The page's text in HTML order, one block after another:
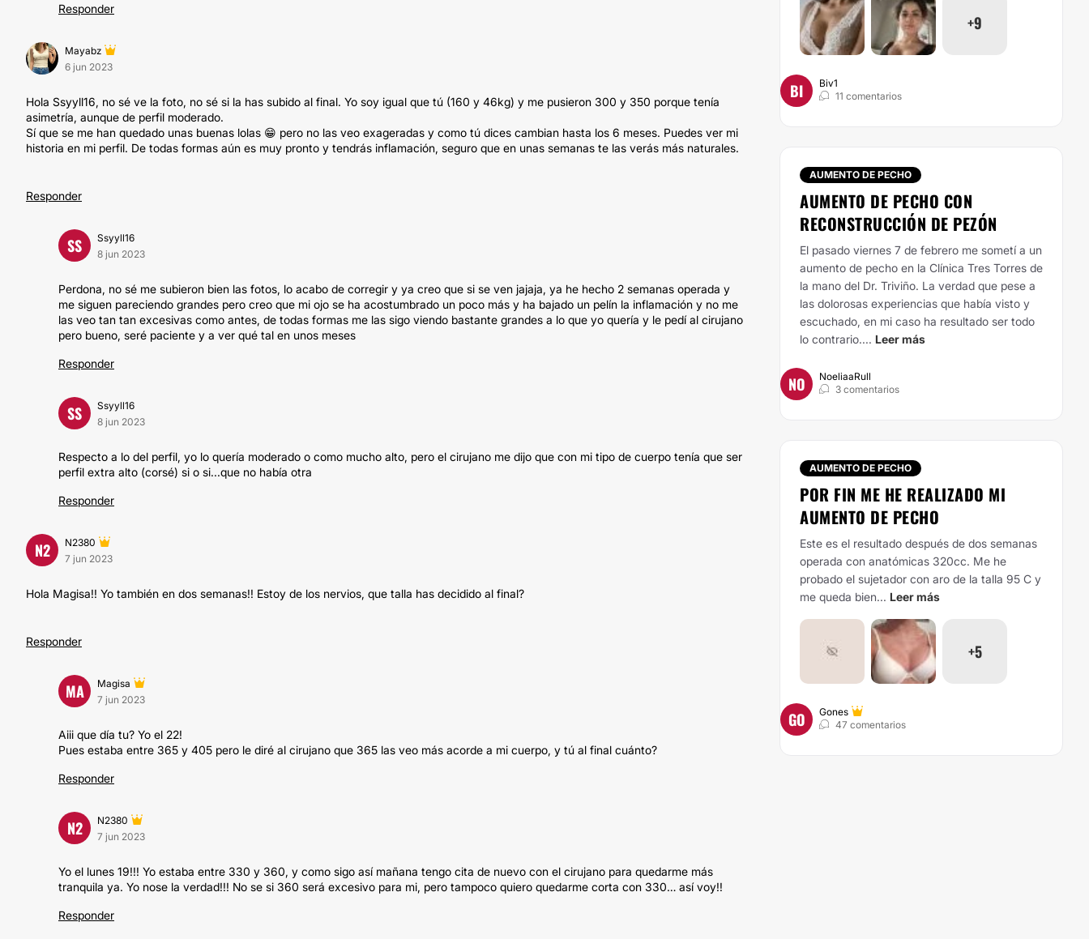
Responder
Mayabz
6 jun 2023
Hola Ssyyll16, no sé ve la foto, no sé si la has subido al final. Yo soy igual que tú (160 y 46kg) y me pusieron 300 y 350 porque tenía
asimetría, aunque de perfil moderado.
Sí que se me han quedado unas buenas lolas 😁 pero no las veo exageradas y como tú dices cambian hasta los 6 meses. Puedes ver mi
historia en mi perfil. De todas formas aún es muy pronto y tendrás inflamación, seguro que en unas semanas te las verás más naturales.
Responder
SS
Ssyyll16
8 jun 2023
Perdona, no sé me subieron bien las fotos, lo acabo de corregir y ya creo que si se ven jajaja, ya he hecho 2 semanas operada y
me siguen pareciendo grandes pero creo que mi ojo se ha acostumbrado un poco más y ha bajado un pelín la inflamación y no me
las veo tan tan excesivas como antes, de todas formas me las sigo viendo bastante grandes a lo que yo quería y le pedí al cirujano
pero bueno, seré paciente y a ver qué tal en unos meses
Responder
SS
Ssyyll16
8 jun 2023
Respecto a lo del perfil, yo lo quería moderado o como mucho alto, pero el cirujano me dijo que con mi tipo de cuerpo tenía que ser
perfil extra alto (corsé) si o si...que no había otra
Responder
N2
N2380
7 jun 2023
Hola Magisa!! Yo también en dos semanas!! Estoy de los nervios, que talla has decidido al final?
Responder
MA
Magisa
7 jun 2023
Aiii que día tu? Yo el 22!
Pues estaba entre 365 y 405 pero le diré al cirujano que 365 las veo más acorde a mi cuerpo, y tú al final cuánto?
Responder
N2
N2380
7 jun 2023
Yo el lunes 19!!! Yo estaba entre 330 y 360, y como sigo así mañana tengo cita de nuevo con el cirujano para quedarme más
tranquila ya. Yo nose la verdad!!! No se si 360 será excesivo para mi, pero tampoco quiero quedarme corta con 330… así voy!!
Responder
+9
BI
Biv1
11 comentarios
AUMENTO DE PECHO
AUMENTO DE PECHO CON
RECONSTRUCCIÓN DE PEZÓN
El pasado viernes 7 de febrero me sometí a un
aumento de pecho en la Clínica Tres Torres de
la mano del Dr. Triviño. La verdad que pese a
las dolorosas experiencias que había visto y
escuchado, en mi caso ha resultado ser todo
lo contrario.... Leer más
NO
NoeliaaRull
3 comentarios
AUMENTO DE PECHO
POR FIN ME HE REALIZADO MI
AUMENTO DE PECHO
Este es el resultado después de dos semanas
operada con anatómicas 320cc. Me he
probado el sujetador con aro de la talla 95 C y
me queda bien... Leer más
+5
GO
Gones
47 comentarios